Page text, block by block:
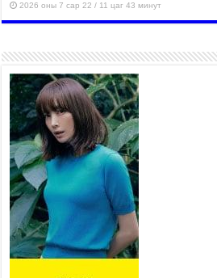
2026 оны 7 сар 22 / 11 цаг 43 минут
боломжтой-Хүүхэд
төв” байгуулах төсөлд
хувийн хэвшлийн түншлэлийн хүрээнд
ажиллахыг урьж байна
2026 оны 7 сар 22 / 9 цаг 28 минут
Б.Пүрэвдагва: “Урт
залуучууд чөлөөт цагаа
өнгөрүүлдэг, жуулчид
ирдэг цэг болгоно
2026 оны 7 сар 21 / 16 цаг 47 минут
Тусгай замын автобус /BRT/ төслийн
хорооны ээлжит хуралдаан боллоо